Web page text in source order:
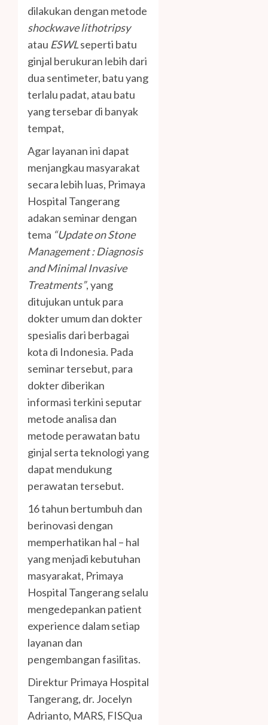
dilakukan dengan metode
shockwave lithotripsy
atau ESWLseperti batu
ginjal berukuran lebih dari
dua sentimeter, batu yang
terlalu padat, atau batu
yang tersebar di banyak
tempat,
Agar layanan ini dapat
menjangkau masyarakat
secara lebih luas, Primaya
Hospital Tangerang
adakan seminar dengan
tema “Update on Stone
Management : Diagnosis
and Minimal Invasive
Treatments”, yang
ditujukan untuk para
dokter umum dan dokter
spesialis dari berbagai
kota di Indonesia. Pada
seminar tersebut, para
dokter diberikan
informasi terkini seputar
metode analisa dan
metode perawatan batu
ginjal serta teknologi yang
dapat mendukung
perawatan tersebut.
16 tahun bertumbuh dan
berinovasi dengan
memperhatikan hal – hal
yang menjadi kebutuhan
masyarakat, Primaya
Hospital Tangerang selalu
mengedepankan patient
experience dalam setiap
layanan dan
pengembangan fasilitas.
Direktur Primaya Hospital
Tangerang, dr. Jocelyn
Adrianto, MARS, FISQua